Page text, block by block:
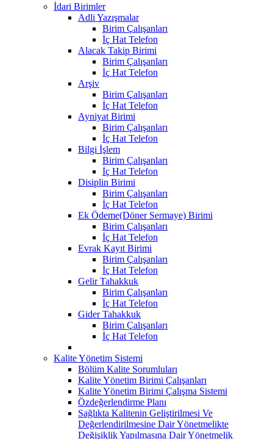
İdari Birimler
Adli Yazışmalar
Birim Çalışanları
İç Hat Telefon
Alacak Takip Birimi
Birim Çalışanları
İç Hat Telefon
Arşiv
Birim Çalışanları
İç Hat Telefon
Ayniyat Birimi
Birim Çalışanları
İç Hat Telefon
Bilgi İşlem
Birim Çalışanları
İç Hat Telefon
Disiplin Birimi
Birim Çalışanları
İç Hat Telefon
Ek Ödeme(Döner Sermaye) Birimi
Birim Çalışanları
İç Hat Telefon
Evrak Kayıt Birimi
Birim Çalışanları
İç Hat Telefon
Gelir Tahakkuk
Birim Çalışanları
İç Hat Telefon
Gider Tahakkuk
Birim Çalışanları
İç Hat Telefon
Kalite Yönetim Sistemi
Bölüm Kalite Sorumluları
Kalite Yönetim Birimi Çalışanları
Kalite Yönetim Birimi Çalışma Sistemi
Özdeğerlendirme Planı
Sağlıkta Kalitenin Geliştirilmesi Ve
Değerlendirilmesine Dair Yönetmelikte
Değişiklik Yapılmasına Dair Yönetmelik ​